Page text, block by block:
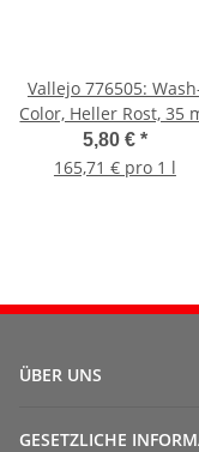
Vallejo 776505:
Color, Heller Rost, 35
5,80 € *
165,71 € pro 1 l
ÜBER UNS
GESETZLICHE